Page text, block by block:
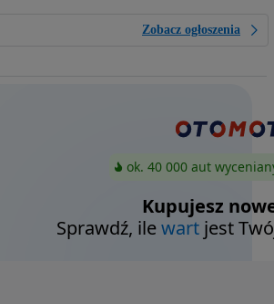
Zobacz ogłoszenia
ok. 40 000 aut
Kupujesz
Sprawdź, ilewart jest